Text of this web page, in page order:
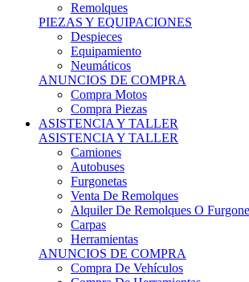
Despieces
Equipamiento
Neumáticos
ANUNCIOS DE COMPRA
Compra Motos
Compra Piezas
ASISTENCIA Y TALLER
ASISTENCIA Y TALLER
Camiones
Autobuses
Furgonetas
Venta De Remolques
Alquiler De Remolques O Furgones
Carpas
Herramientas
ANUNCIOS DE COMPRA
Compra De Vehículos
Compra De Herramientas